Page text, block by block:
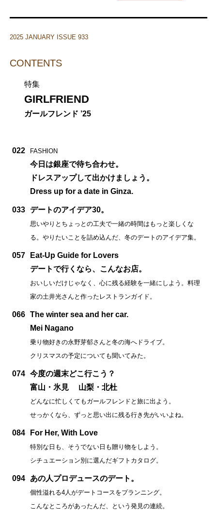
2025 JANUARY ISSUE 933
CONTENTS
特集
GIRLFRIEND
ガールフレンド ’25
022 FASHION
今日は銀座で待ち合わせ。
ドレスアップして出かけましょう。
Dress up for a date in Ginza.
033 デートのアイデア30。
思いやりとちょっとの工夫で一緒の時間はもっと楽しくな
る。やりたいことを詰め込んだ、冬のデートのアイデア集。
057
Eat-Up Guide for Lovers
デートで行くなら、こんなお店。
おいしいだけじゃなく、心に残る経験を一緒にしよう。料理
家の土井光さんと作ったレストランガイド。
066 The winter sea and her car.
Mei Nagano
乗り物好きの永野芽郁さんと冬の海へドライブ。
クリスマスの予定についても聞いてみた。
074 今度の週末どこ行こう？
富山・氷見 山梨・北杜
どんなに忙しくてもガールフレンドと旅に出よう。
せっかくなら、ずっと思い出に残る行き先がいいよね。
084 For Her, With Love
特別な日も、そうでない日も贈り物をしよう。
シチュエーション別に選んだギフトカタログ。
094 あの人プロデュースのデート。
個性溢れる4人がデートコースをプランニング。
こんなところがあったんだ、という発見の連続。